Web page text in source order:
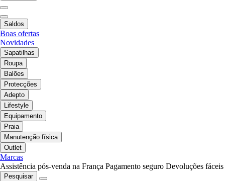
Saldos
Boas ofertas
Novidades
Sapatilhas
Roupa
Balões
Protecções
Adepto
Lifestyle
Equipamento
Praia
Manutenção física
Outlet
Marcas
Assistência pós-venda na França Pagamento seguro Devoluções fáceis
Pesquisar